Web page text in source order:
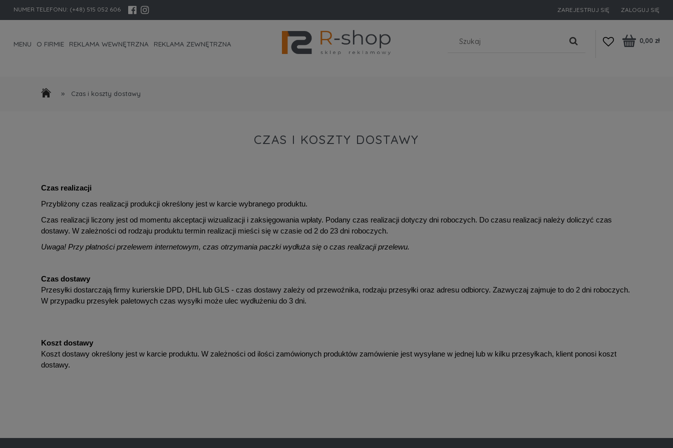
NUMER TELEFONU: (+48) 515 052 606 ZAREJESTRUJ SIĘ ZALOGUJ SIĘ
MENU O FIRMIE REKLAMA WEWNĘTRZNA REKLAMA ZEWNĘTRZNA 0,00 zł
» Czas i koszty dostawy
CZAS I KOSZTY DOSTAWY
Czas realizacji
Przybliżony czas realizacji produkcji określony jest w karcie wybranego produktu.
Czas realizacji liczony jest od momentu akceptacji wizualizacji i zaksięgowania wpłaty. Podany czas realizacji dotyczy dni roboczych. Do czasu realizacji należy doliczyć czas
dostawy. W zależności od rodzaju produktu termin realizacji mieści się w czasie od 2 do 23 dni roboczych.
Uwaga! Przy płatności przelewem internetowym, czas otrzymania paczki wydłuża się o czas realizacji przelewu.
Czas dostawy
Przesyłki dostarczają firmy kurierskie DPD, DHL lub GLS - czas dostawy zależy od przewoźnika, rodzaju przesyłki oraz adresu odbiorcy. Zazwyczaj zajmuje to do 2 dni roboczych.
W przypadku przesyłek paletowych czas wysyłki może ulec wydłużeniu do 3 dni.
Koszt dostawy
Koszt dostawy określony jest w karcie produktu. W zależności od ilości zamówionych produktów zamówienie jest wysyłane w jednej lub w kilku przesyłkach, klient ponosi koszt
dostawy.